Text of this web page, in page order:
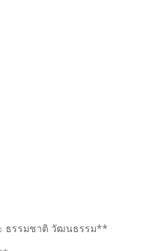
ธรรมชาติ วัฒนธรรม**